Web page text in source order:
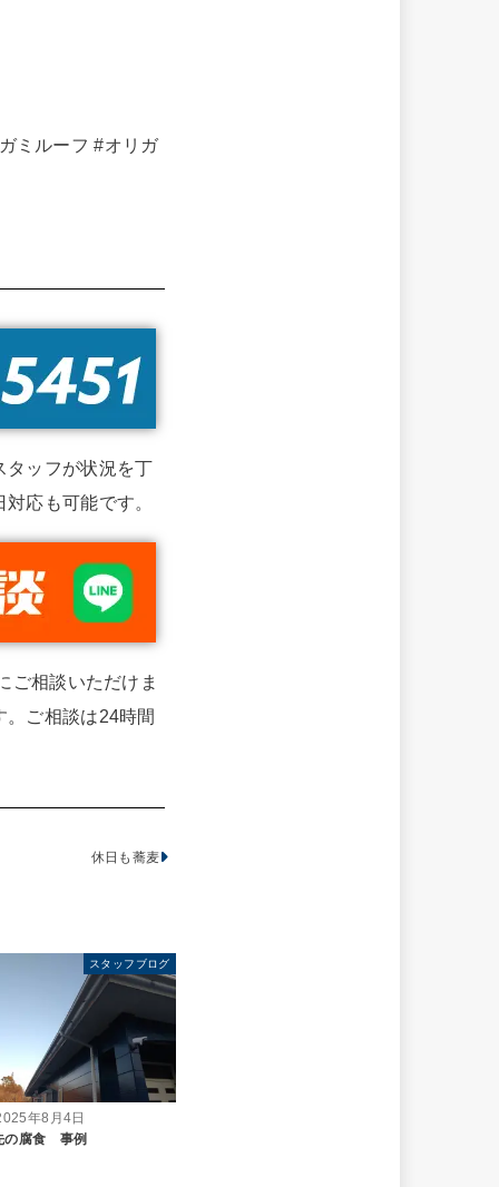
ミルーフ #オリガ
タッフが状況を丁
応も可能です。
ご相談いただけま
。ご相談は24時間
休日も蕎麦
スタッフブログ
年8月4日
の腐食 事例